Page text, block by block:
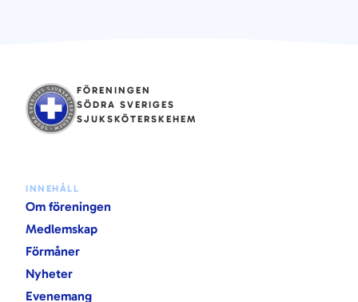
FÖRENINGEN
SÖDRA SVERIGES
SJUKSKÖTERSKEHEM
INNEHÅLL
Om föreningen
Medlemskap
Förmåner
Nyheter
Evenemang